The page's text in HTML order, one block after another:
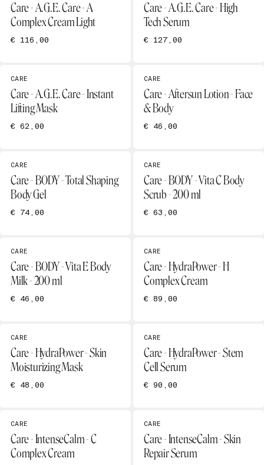
Care - A.G.E. Care - A
Complex Cream Light
€ 116,00
Care - A.G.E. Care - High
Tech Serum
€ 127,00
CARE
Care - A.G.E. Care - Instant
Lifting Mask
€ 62,00
CARE
Care - Aftersun Lotion - Face
& Body
€ 46,00
CARE
Care - BODY - Total Shaping
Body Gel
€ 74,00
CARE
Care - BODY - Vita C Body
Scrub - 200 ml
€ 63,00
CARE
Care - BODY - Vita E Body
Milk - 200 ml
€ 46,00
CARE
Care - HydraPower - H
Complex Cream
€ 89,00
CARE
Care - HydraPower - Skin
Moisturizing Mask
€ 48,00
CARE
Care - HydraPower - Stem
Cell Serum
€ 90,00
CARE
Care - IntenseCalm - C
Complex Cream
CARE
Care - IntenseCalm - Skin
Repair Serum